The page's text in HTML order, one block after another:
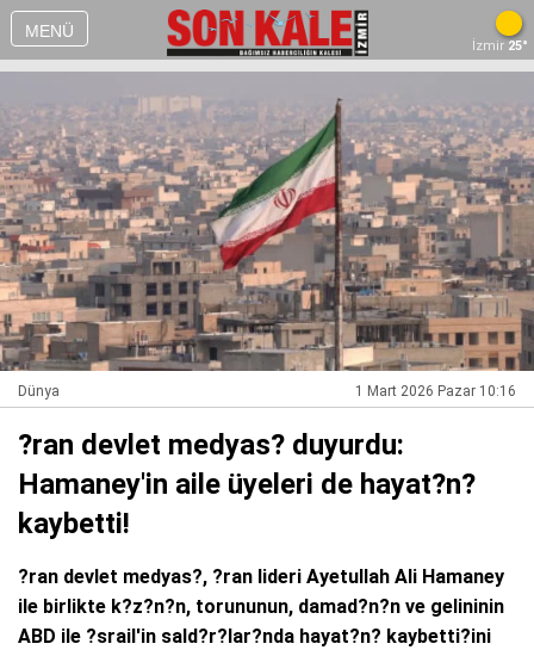
MENÜ
İzmir 25°
Dünya 1 Mart 2026 Pazar 10:16
?ran devlet medyas? duyurdu:
Hamaney'in aile üyeleri de hayat?n?
kaybetti!
?ran devlet medyas?, ?ran lideri Ayetullah Ali Hamaney
ile birlikte k?z?n?n, torununun, damad?n?n ve gelininin
ABD ile ?srail'in sald?r?lar?nda hayat?n? kaybetti?ini